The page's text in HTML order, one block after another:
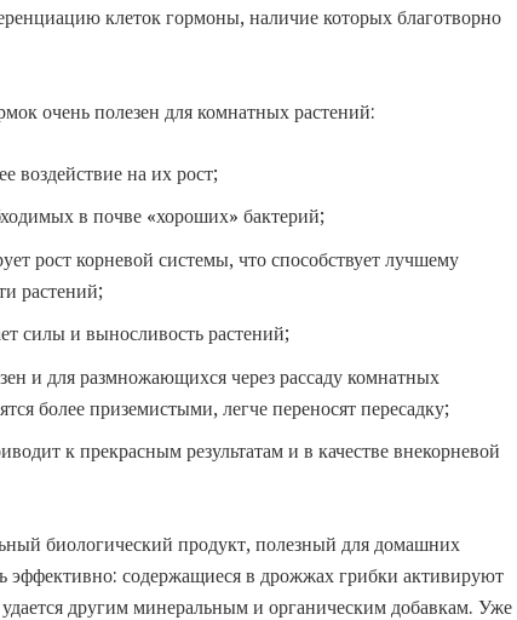
клеток гормоны, наличие которых благотворно
очень полезен для комнатных растений:
воздействие на их рост;
в почве «хороших» бактерий;
рост корневой системы, что способствует лучшему
растений;
силы и выносливость растений;
и для размножающихся через рассаду комнатных
более приземистыми, легче переносят пересадку;
к прекрасным результатам и в качестве внекорневой
биологический продукт, полезный для домашних
эффективно: содержащиеся в дрожжах грибки активируют
другим минеральным и органическим добавкам. Уже